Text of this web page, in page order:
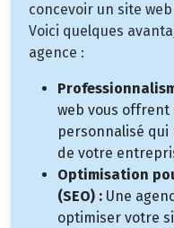
concevoir un site
Voici quelques
agence :
web vous
personnalisé qui
de votre
Optimisation
(SEO) : Une
optimiser votre